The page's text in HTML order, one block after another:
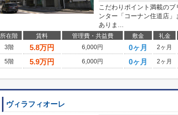
こだわりポイント満載の
ンター「コーナン住道店
ありま...
所在階 賃料 管理費・共益費 敷金 礼金
3階
5.8万円 6,000円 0ヶ月 2ヶ月
5階
5.9万円 6,000円 0ヶ月 2ヶ月
ヴィラフィオーレ